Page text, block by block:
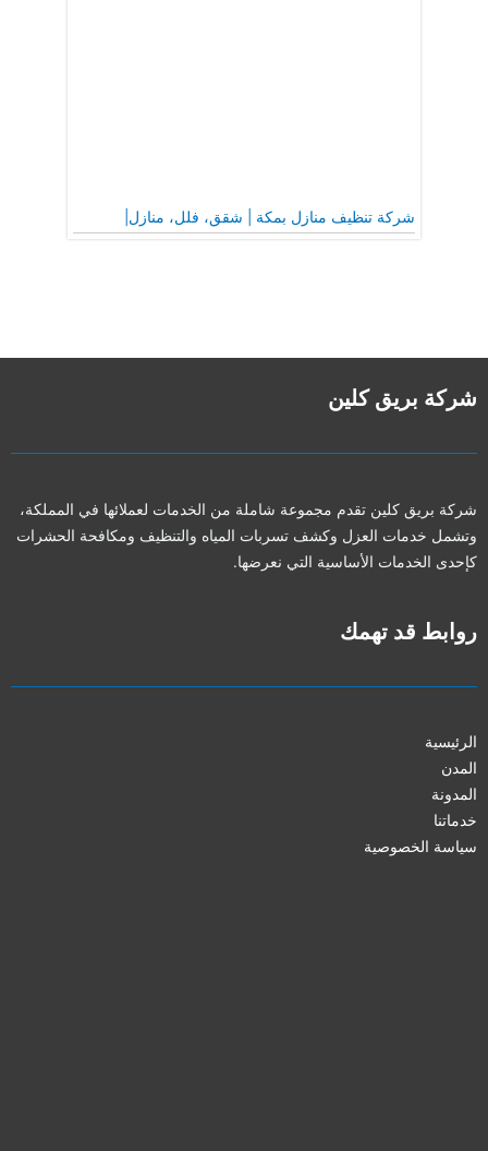
شركة تنظيف منازل بمكة | شقق، فلل، منازل|
شركة بريق كلين
شركة بريق كلين تقدم مجموعة شاملة من الخدمات لعملائها في المملكة،
وتشمل خدمات العزل وكشف تسربات المياه والتنظيف ومكافحة الحشرات
كإحدى الخدمات الأساسية التي نعرضها.
روابط قد تهمك
الرئيسية
المدن
المدونة
خدماتنا
سياسة الخصوصية